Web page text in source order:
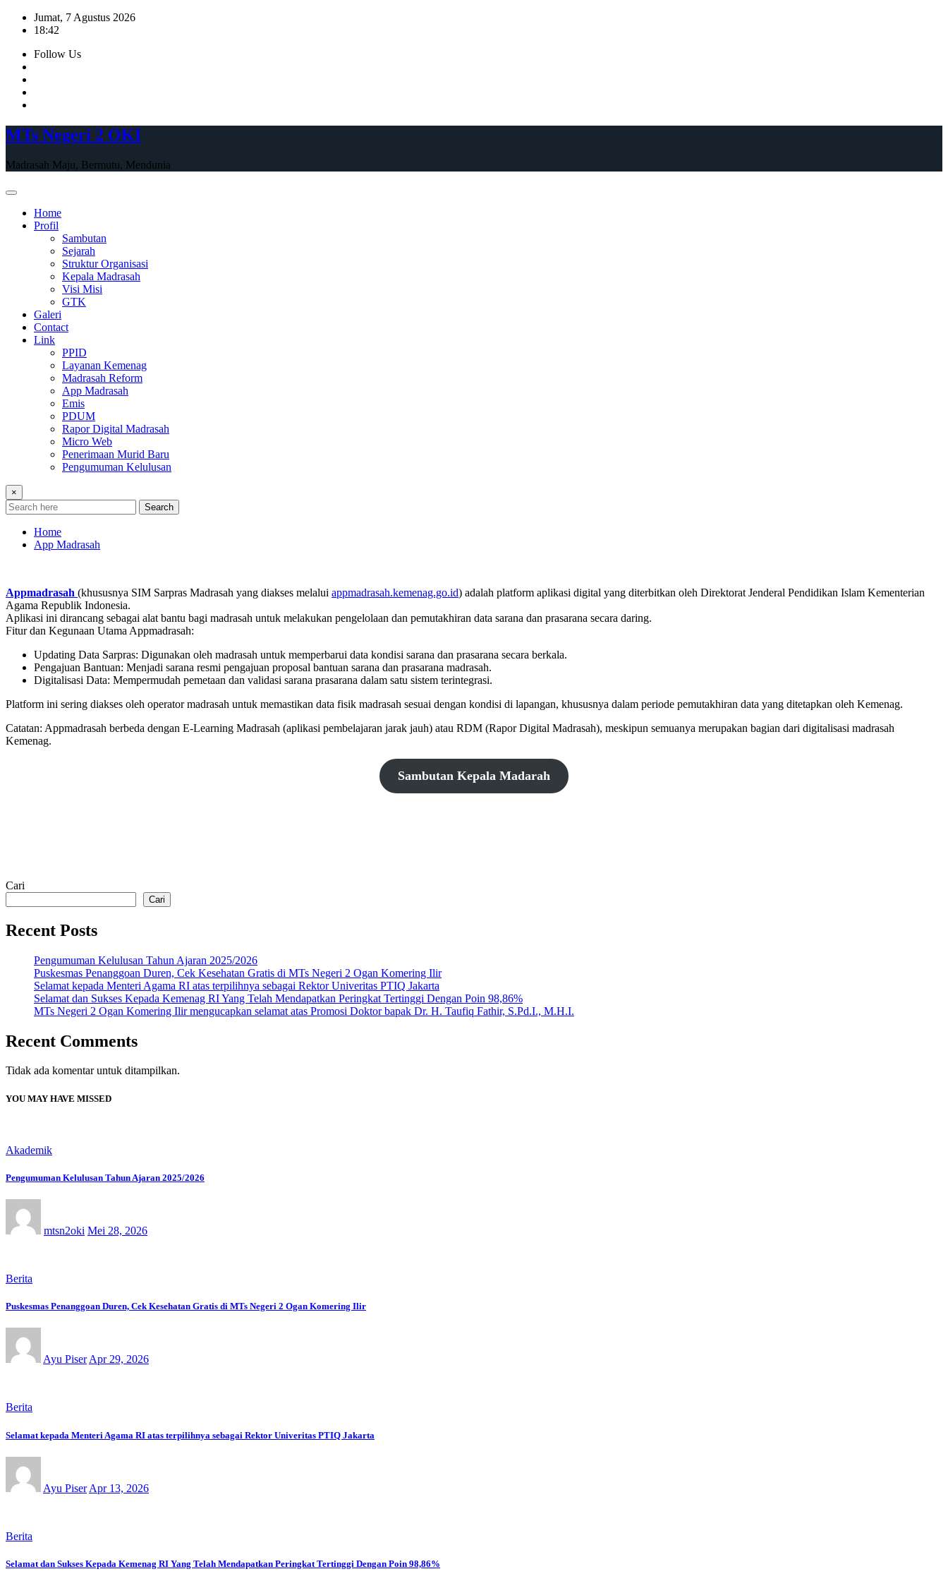
Skip
Jumat, 7 Agustus 2026
18:42
Follow Us
MTs Negeri 2 OKI
Madrasah Maju, Bermutu, Mendunia
Home
Profil
Sambutan
Sejarah
Struktur Organisasi
Kepala Madrasah
Visi Misi
GTK
Galeri
Contact
Link
PPID
Layanan Kemenag
Madrasah Reform
App Madrasah
Emis
PDUM
Rapor Digital Madrasah
Micro Web
Penerimaan Murid Baru
Pengumuman Kelulusan
×
Search
Home
App Madrasah
Appmadrasah (khususnya SIM Sarpras Madrasah yang diakses melalui appmadrasah.kemenag.go.id) adalah platform aplikasi digital yang diterbitkan oleh Direktorat Jenderal Pendidikan Islam Kementerian
Agama Republik Indonesia.
Aplikasi ini dirancang sebagai alat bantu bagi madrasah untuk melakukan pengelolaan dan pemutakhiran data sarana dan prasarana secara daring.
Fitur dan Kegunaan Utama Appmadrasah:
Updating Data Sarpras: Digunakan oleh madrasah untuk memperbarui data kondisi sarana dan prasarana secara berkala.
Pengajuan Bantuan: Menjadi sarana resmi pengajuan proposal bantuan sarana dan prasarana madrasah.
Digitalisasi Data: Mempermudah pemetaan dan validasi sarana prasarana dalam satu sistem terintegrasi.
Platform ini sering diakses oleh operator madrasah untuk memastikan data fisik madrasah sesuai dengan kondisi di lapangan, khususnya dalam periode pemutakhiran data yang ditetapkan oleh Kemenag.
Catatan: Appmadrasah berbeda dengan E-Learning Madrasah (aplikasi pembelajaran jarak jauh) atau RDM (Rapor Digital Madrasah), meskipun semuanya merupakan bagian dari digitalisasi madrasah
Kemenag.
Sambutan Kepala Madarah
Cari
Cari
Recent Posts
Pengumuman Kelulusan Tahun Ajaran 2025/2026
Puskesmas Penanggoan Duren, Cek Kesehatan Gratis di MTs Negeri 2 Ogan Komering Ilir
Selamat kepada Menteri Agama RI atas terpilihnya sebagai Rektor Univeritas PTIQ Jakarta
Selamat dan Sukses Kepada Kemenag RI Yang Telah Mendapatkan Peringkat Tertinggi Dengan Poin 98,86%
MTs Negeri 2 Ogan Komering Ilir mengucapkan selamat atas Promosi Doktor bapak Dr. H. Taufiq Fathir, S.Pd.I., M.H.I.
Recent Comments
Tidak ada komentar untuk ditampilkan.
YOU MAY HAVE MISSED
Akademik
Pengumuman Kelulusan Tahun Ajaran 2025/2026
mtsn2oki Mei 28, 2026
Berita
Puskesmas Penanggoan Duren, Cek Kesehatan Gratis di MTs Negeri 2 Ogan Komering Ilir
Ayu PiserApr 29, 2026
Berita
Selamat kepada Menteri Agama RI atas terpilihnya sebagai Rektor Univeritas PTIQ Jakarta
Ayu Piser Apr 13, 2026
Berita
Selamat dan Sukses Kepada Kemenag RI Yang Telah Mendapatkan Peringkat Tertinggi Dengan Poin 98,86%